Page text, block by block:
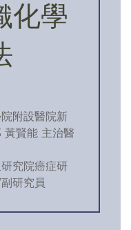
化學
附設醫院新
黃賢能 主治醫
究院癌症研
研究員